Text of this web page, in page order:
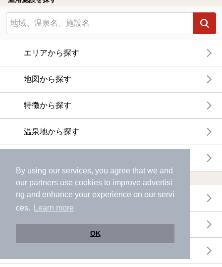
By using our services, you agree that we and
our partners use cookies to improve advertisi
ng and enhance your experience on our servi
ces.
Learn more
OK
エリアから探す
地図から探す
特徴から探す
温泉地から探す
おトクに利用する
電子チケットが利用できる施設一覧
クーポンが利用できる施設一覧